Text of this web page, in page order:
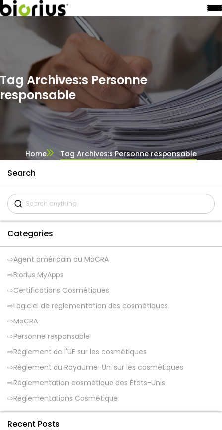
Tag Archives:s Personne
responsable
Home Tag Archives:s Personne responsable
Search
Categories
Agent américain du MoCRA
Biorius MyApps
Certifications Cosmétiques
Logiciel de réglementation des cosmétiques
MoCRA
Personne responsable
Règlement de l'UE sur les cosmétiques
Règlement du Royaume-Uni sur les cosmétiques
Réglementation cosmétique des États-Unis
Réglementations Cosmétique
Recent Posts